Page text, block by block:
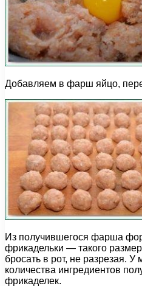
Добавляем в фарш яйцо,
Из получившегося фарша
фрикадельки — такого
бросать в рот, не разрезая. У
количества ингредиентов
фрикаделек.